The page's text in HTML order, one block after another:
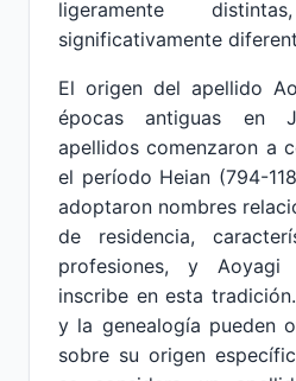
ligeramente
significativamente
El origen del apellido
épocas antiguas en
apellidos comenzaron a
el período Heian (794-
adoptaron nombres
de residencia,
profesiones, y Aoyagi
inscribe en esta
y la genealogía pueden
sobre su origen